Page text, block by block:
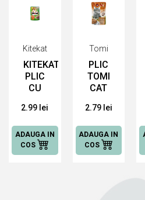
Kitekat
KITEKAT
PLIC
CU
85 G
UMEDĂ
PENTRU
PISICI
2.99 lei
ADAUGA IN
COS
Tomi
PLIC
TOMI
CAT
GASCA
FICAT,
100
G
2.79 lei
ADAUGA IN
COS